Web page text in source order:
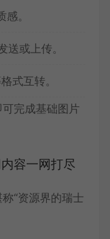
。
送或上传。
式互转。
完成基础图片
容一网打尽
“资源界的瑞士